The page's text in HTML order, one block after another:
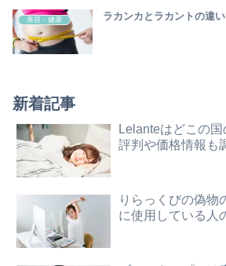
美容・健康 ラカンカとラカントの違い
新着記事
Lelanteはどこの国
評判や価格情報も
りらっくびの偽物
に使用している人